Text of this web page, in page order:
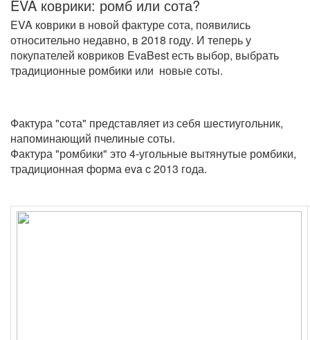
EVA коврики: ромб или сота?
EVA коврики в новой фактуре сота, появились
относительно недавно, в 2018 году. И теперь у
покупателей ковриков EvaBest есть выбор, выбрать
традиционные ромбики или новые соты.
Фактура "сота" представляет из себя шестиугольник,
напоминающий пчелиные соты.
Фактура "ромбики" это 4-угольные вытянутые ромбики,
традиционная форма eva c 2013 года.